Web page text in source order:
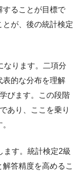
することが目標で
が、後の統計検定
なります。二項分
表的な分布を理解
びます。この段階
あり、ここを乗り
ます。統計検定2級
答精度を高めるこ